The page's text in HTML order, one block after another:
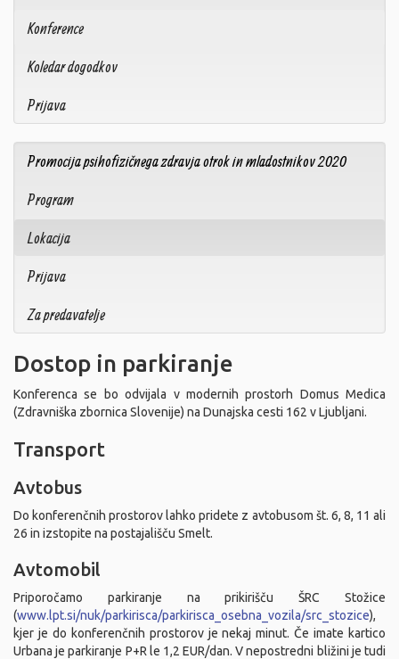
Konference
Koledar dogodkov
Prijava
Promocija psihofizičnega zdravja otrok in mladostnikov 2020
Program
Lokacija
Prijava
Za predavatelje
Dostop in parkiranje
Konferenca se bo odvijala v modernih prostorh Domus Medica
(Zdravniška zbornica Slovenije) na Dunajska cesti 162 v Ljubljani.
Transport
Avtobus
Do konferenčnih prostorov lahko pridete z avtobusom št. 6, 8, 11 ali
26 in izstopite na postajališču Smelt.
Avtomobil
Priporočamo parkiranje na prikirišču ŠRC Stožice
(www.lpt.si/nuk/parkirisca/parkirisca_osebna_vozila/src_stozice),
kjer je do konferenčnih prostorov je nekaj minut. Če imate kartico
Urbana je parkiranje P+R le 1,2 EUR/dan. V nepostredni bližini je tudi